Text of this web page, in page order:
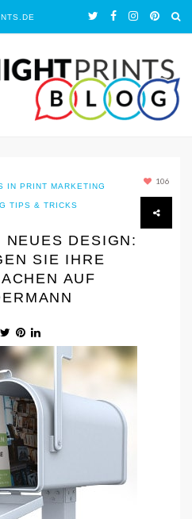
106
IN PRINT MARKETING
TIPS & TRICKS
NEUES DESIGN:
SIE IHRE
AUF